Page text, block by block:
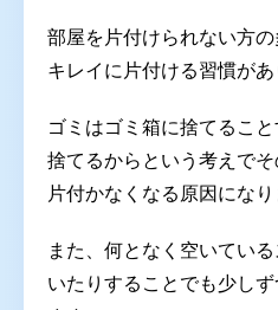
部屋を片付けられない方
キレイに片付ける習慣があ
ゴミはゴミ箱に捨てるこ
捨てるからという考えで
片付かなくなる原因になり
また、何となく空いてい
いたりすることでも少し